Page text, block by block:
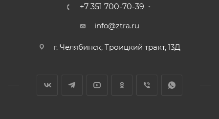
+7 351 700-70-39
info@ztra.ru
г. Челябинск, Троицкий тракт, 13Д